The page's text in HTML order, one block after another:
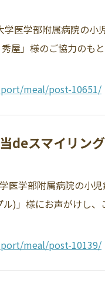
医学部附属病院の
屋」様のご協力の
meal/post-10651/
deスマイリン
医学部附属病院の小
ル)」様にお声がけし
meal/post-10139/